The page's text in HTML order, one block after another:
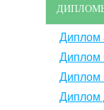
Диплом
Диплом
Диплом
Диплом